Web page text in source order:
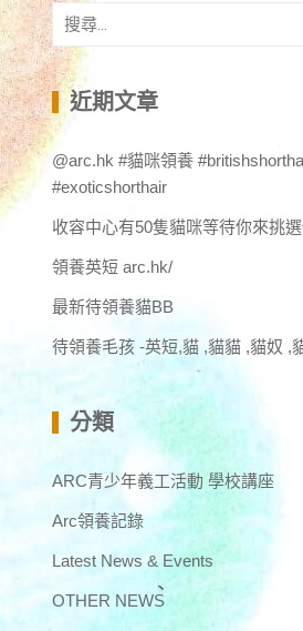
搜
尋
關
鍵
字:
近期文章
@arc.hk #貓咪領養
#exoticshorthair
收容中心有50隻貓咪等待你來挑
領養英短 arc.hk/
最新待領養貓BB
待領養毛孩 -英短,貓 ,貓貓 ,貓奴 ,
分類
ARC青少年義工活動 學校講座
Arc領養記錄
Latest News & Events
OTHER NEWS